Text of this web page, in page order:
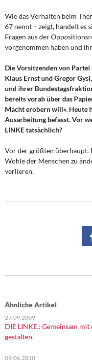
Wie das Verhalten beim
67 nennt – zeigt, handelt es
Fragen aus der
vorgenommen haben und
Die Vorsitzenden von
Klaus Ernst und Gregor
und ihrer
bereits vorab über das
Macht erobern will«. Heute
Ausarbeitung befasst. Vor
LINKE tatsächlich?
Vor der größten überhaupt:
Wohle der Menschen zu
verlieren.
Ähnliche Artikel
27.09.2009
DIE LINKE.: Gemeinsam
gestalten.
09.06.2010